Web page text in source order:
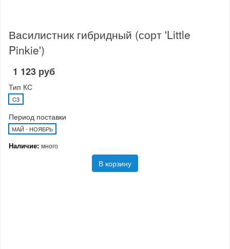
Василистник гибридный (сорт 'Little
Pinkie')
1 123 руб
Тип КС
C3
Период поставки
МАЙ - НОЯБРЬ
Наличие: много
В корзину